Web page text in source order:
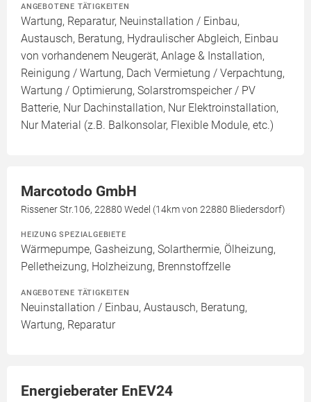
ANGEBOTENE TÄTIGKEITEN
Wartung, Reparatur, Neuinstallation / Einbau,
Austausch, Beratung, Hydraulischer Abgleich, Einbau
von vorhandenem Neugerät, Anlage & Installation,
Reinigung / Wartung, Dach Vermietung / Verpachtung,
Wartung / Optimierung, Solarstromspeicher / PV
Batterie, Nur Dachinstallation, Nur Elektroinstallation,
Nur Material (z.B. Balkonsolar, Flexible Module, etc.)
Marcotodo GmbH
Rissener Str.106, 22880 Wedel (14km von 22880 Bliedersdorf)
HEIZUNG SPEZIALGEBIETE
Wärmepumpe, Gasheizung, Solarthermie, Ölheizung,
Pelletheizung, Holzheizung, Brennstoffzelle
ANGEBOTENE TÄTIGKEITEN
Neuinstallation / Einbau, Austausch, Beratung,
Wartung, Reparatur
Energieberater EnEV24